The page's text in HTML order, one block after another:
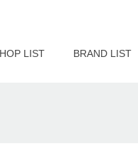
LIST BRAND LIST